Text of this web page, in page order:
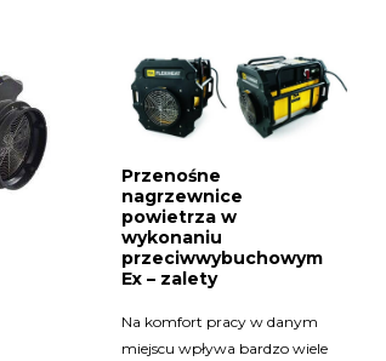
Przenośne
nagrzewnice
powietrza w
wykonaniu
przeciwwybuchowym
Ex – zalety
Na komfort pracy w danym
miejscu wpływa bardzo wiele